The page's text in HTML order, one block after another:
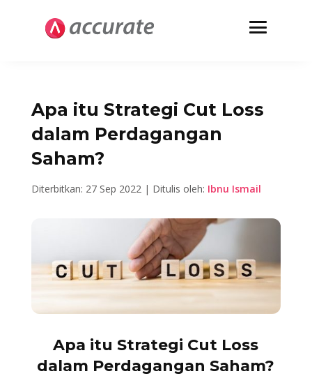
Apa itu Strategi Cut Loss
dalam Perdagangan
Saham?
Diterbitkan: 27 Sep 2022 | Ditulis oleh: Ibnu Ismail
Apa itu Strategi Cut Loss
dalam Perdagangan Saham?